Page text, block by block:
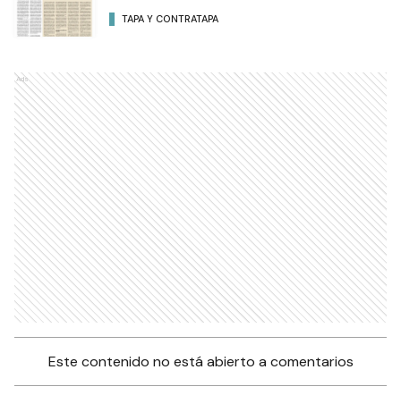
TAPA Y CONTRATAPA
Ads
Este contenido no está abierto a comentarios